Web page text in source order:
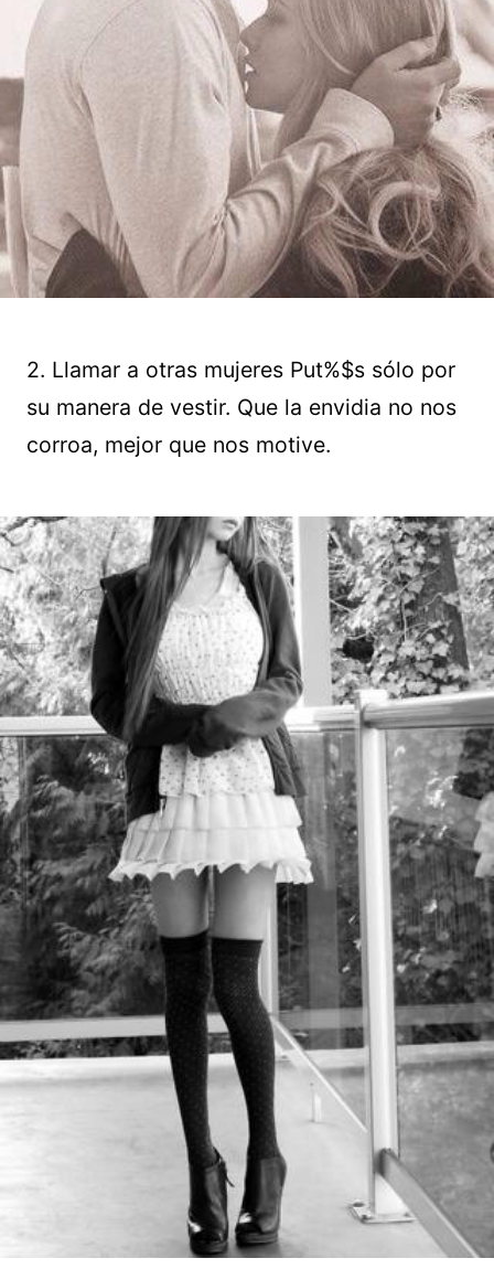
2. Llamar a otras mujeres Put%$s sólo por
su manera de vestir. Que la envidia no nos
corroa, mejor que nos motive.